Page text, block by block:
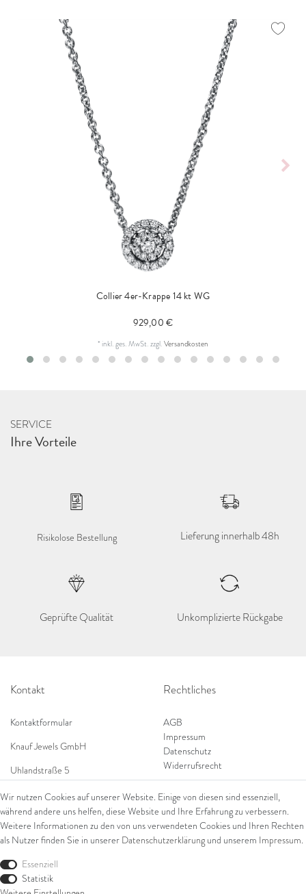
Collier 4er-Krappe 14 kt WG
929,00 €
* inkl. ges. MwSt.zzgl.Versandkosten
SERVICE
Ihre Vorteile
Risikolose Bestellung Lieferung innerhalb 48h
Geprüfte Qualität Unkomplizierte Rückgabe
Kontakt
Kontaktformular
Knauf Jewels GmbH
Uhlandstraße 5
Tel: 0049 (0) 173 84 727 84
Tel: 0044 (0)75 84 79 84 18
E-Mail: info@knauf-jewels.com
Shop
Rechtliches
AGB
Impressum
Datenschutz
Widerrufsrecht
Wir nutzen Cookies auf unserer Website. Einige von diesen sind essenziell,
während andere uns helfen, diese Website und Ihre Erfahrung zu verbessern.
Weitere Informationen zu den von uns verwendeten Cookies und Ihren Rechten
als Nutzer finden Sie in unserer Daten­schutz­erklärung und unserem Impressum.
Essenziell
Statistik